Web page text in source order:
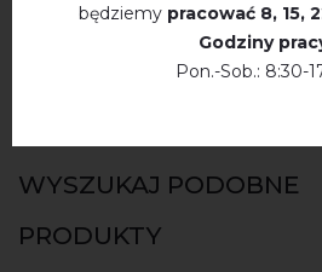
WYSZUKAJ PODOBNE
PRODUKTY
będziemy pracować 8, 15,
Godziny
Pon.-Sob.: 8:30-